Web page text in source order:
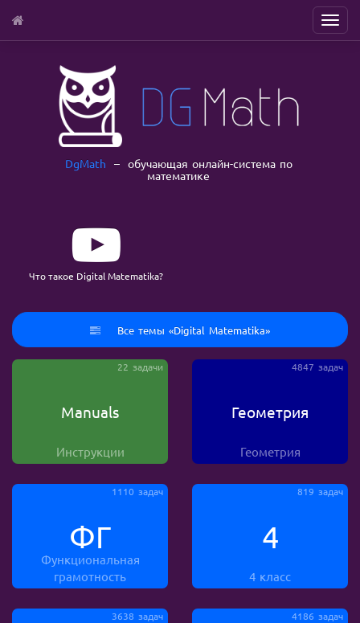
Menu
Что такое Digital Matematika?
DgMath – обучающая онлайн-система по
математике
Все темы «Digital Matematika»
22 задачи
Manuals
Инструкции
4847 задач
Геометрия
Геометрия
1110 задач
ФГ
Функциональная
грамотность
819 задач
4
4 класс
3638 задач 4186 задач